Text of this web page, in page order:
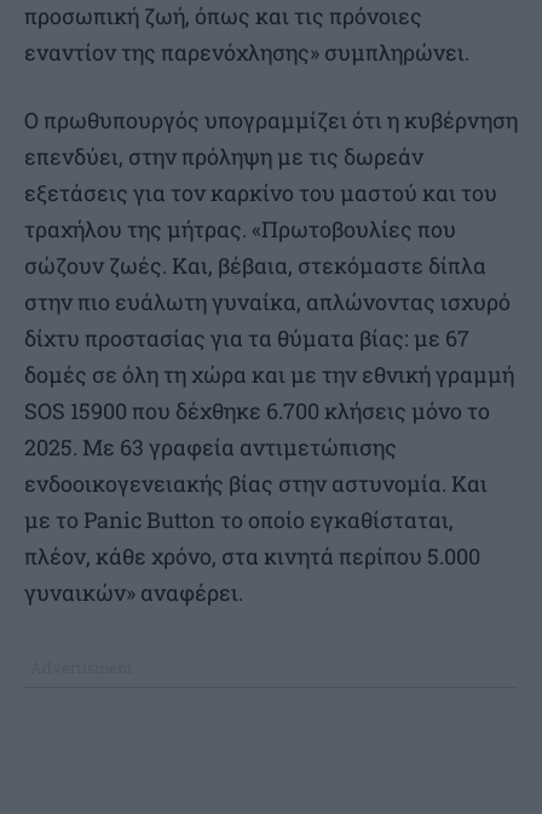
προσωπική ζωή, όπως και τις πρόνοιες
εναντίον της παρενόχλησης» συμπληρώνει.
Ο πρωθυπουργός υπογραμμίζει ότι η κυβέρνηση
επενδύει, στην πρόληψη με τις δωρεάν
εξετάσεις για τον καρκίνο του μαστού και του
τραχήλου της μήτρας. «Πρωτοβουλίες που
σώζουν ζωές. Και, βέβαια, στεκόμαστε δίπλα
στην πιο ευάλωτη γυναίκα, απλώνοντας ισχυρό
δίχτυ προστασίας για τα θύματα βίας: με 67
δομές σε όλη τη χώρα και με την εθνική γραμμή
SOS 15900 που δέχθηκε 6.700 κλήσεις μόνο το
2025. Με 63 γραφεία αντιμετώπισης
ενδοοικογενειακής βίας στην αστυνομία. Και
με το Panic Button το οποίο εγκαθίσταται,
πλέον, κάθε χρόνο, στα κινητά περίπου 5.000
γυναικών» αναφέρει.